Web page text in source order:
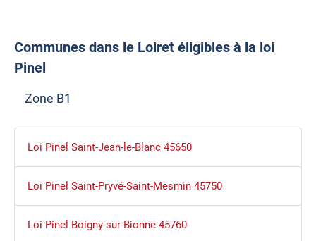
Communes dans le Loiret éligibles à la loi
Pinel
Zone B1
Loi Pinel Saint-Jean-le-Blanc 45650
Loi Pinel Saint-Pryvé-Saint-Mesmin 45750
Loi Pinel Boigny-sur-Bionne 45760